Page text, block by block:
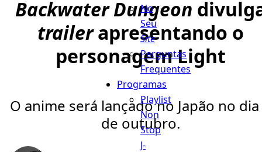
No
Seu
Site
Perguntas
Frequentes
Programas
Playlist
Non
Stop
J-
Backwater Dungeon
trailerapresentando o
personagem Light
O anime será lançado no Japão no
de outubro.